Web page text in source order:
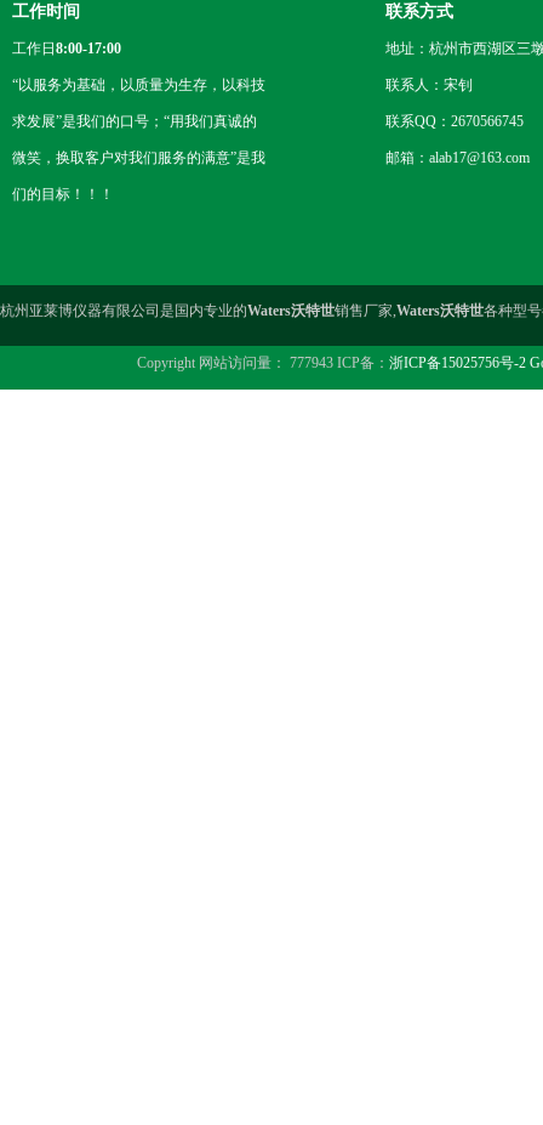
工作时间
工作日8:00-17:00
“以服务为基础，以质量为生存，以科技
求发展”是我们的口号；“用我们真诚的
微笑，换取客户对我们服务的满意”是我
们的目标！！！
联系方式
地址：杭州市西湖区三
联系人：宋钊
联系QQ：2670566745
邮箱：alab17@163.com
杭州亚莱博仪器有限公司是国内专业的Waters沃特世销售厂家, Waters沃特世各种型
Copyright 网站访问量： 777943 ICP备： 浙ICP备15025756号-2